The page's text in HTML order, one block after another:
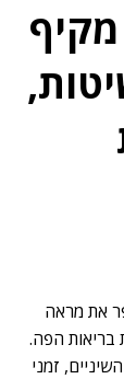
מקיף
את מראה
בריאות הפה.
זמני